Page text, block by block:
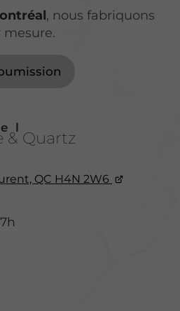
& Quartz
QC H4N 2W6
, nous fabriquons
mesure.